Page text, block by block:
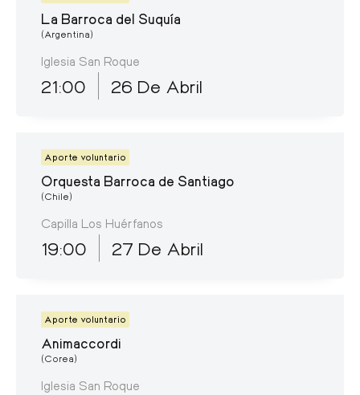
La Barroca del Suquía
(Argentina)
Iglesia San Roque
21:00 26 De Abril
Aporte voluntario
Orquesta Barroca de Santiago
(Chile)
Capilla Los Huérfanos
19:00 27 De Abril
Aporte voluntario
Animaccordi
(Corea)
Iglesia San Roque